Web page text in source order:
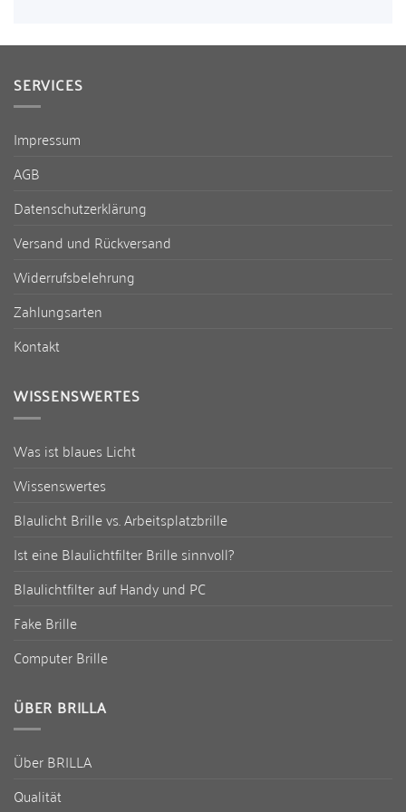
SERVICES
Impressum
AGB
Datenschutzerklärung
Versand und Rückversand
Widerrufsbelehrung
Zahlungsarten
Kontakt
WISSENSWERTES
Was ist blaues Licht
Wissenswertes
Blaulicht Brille vs. Arbeitsplatzbrille
Ist eine Blaulichtfilter Brille sinnvoll?
Blaulichtfilter auf Handy und PC
Fake Brille
Computer Brille
ÜBER BRILLA
Über BRILLA
Qualität